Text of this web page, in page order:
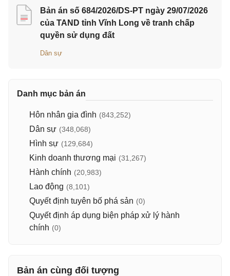
Bản án số 684/2026/DS-PT ngày 29/07/2026
của TAND tỉnh Vĩnh Long về tranh chấp
quyền sử dụng đất
Dân sự
Danh mục bản án
Hôn nhân gia đình (843,252)
Dân sự (348,068)
Hình sự (129,684)
Kinh doanh thương mại (31,267)
Hành chính (20,983)
Lao động (8,101)
Quyết định tuyên bố phá sản (0)
Quyết định áp dụng biện pháp xử lý hành
chính (0)
Bản án cùng đối tượng